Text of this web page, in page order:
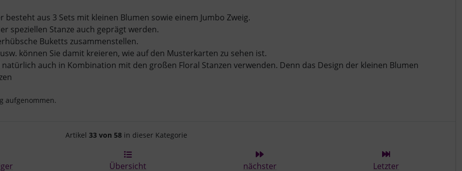
aus 3 Sets mit kleinen Blumen sowie einem Jumbo Zweig.
speziellen Stanze auch geprägt werden.
Buketts zusammenstellen.
können Sie damit kreieren, wie auf den Musterkarten zu sehen ist.
auch in Kombination mit den großen Floral Stanzen verwenden. Denn das Design der kleinen Blumen
aufgenommen.
Artikelnavigation innerhalb dieser Kategorie
Artikel 33 von 58 in dieser Kategorie
Übersicht nächster Letzter